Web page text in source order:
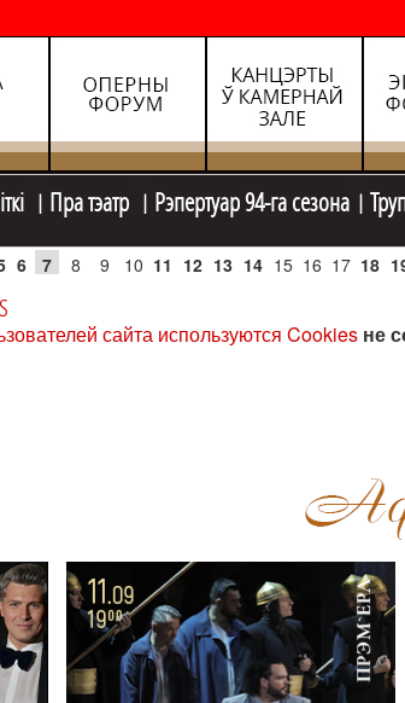
Пра тэатр Рэпертуар 94-га сезона
6 7 8 9 10 11 12 13 14 15 16 17 18
сайта используются Cookies не